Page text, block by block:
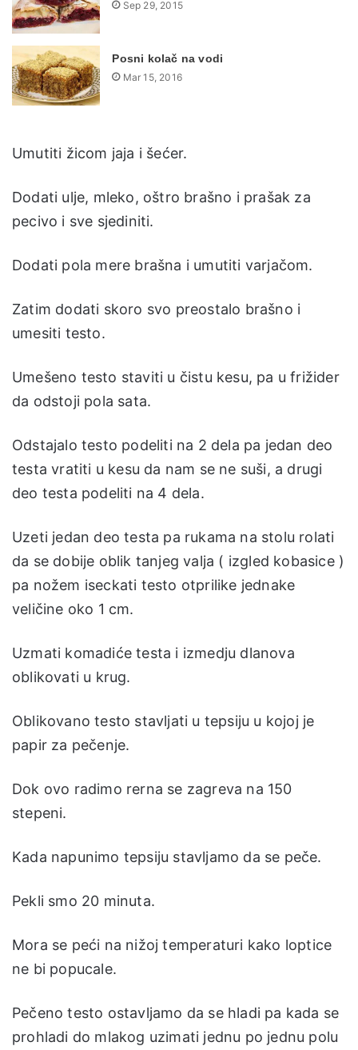
Sep 29, 2015
Posni kolač na vodi
Mar 15, 2016
Umutiti žicom jaja i šećer.
Dodati ulje, mleko, oštro brašno i prašak za
pecivo i sve sjediniti.
Dodati pola mere brašna i umutiti varjačom.
Zatim dodati skoro svo preostalo brašno i
umesiti testo.
Umešeno testo staviti u čistu kesu, pa u frižider
da odstoji pola sata.
Odstajalo testo podeliti na 2 dela pa jedan deo
testa vratiti u kesu da nam se ne suši, a drugi
deo testa podeliti na 4 dela.
Uzeti jedan deo testa pa rukama na stolu rolati
da se dobije oblik tanjeg valja ( izgled kobasice )
pa nožem iseckati testo otprilike jednake
veličine oko 1 cm.
Uzmati komadiće testa i izmedju dlanova
oblikovati u krug.
Oblikovano testo stavljati u tepsiju u kojoj je
papir za pečenje.
Dok ovo radimo rerna se zagreva na 150
stepeni.
Kada napunimo tepsiju stavljamo da se peče.
Pekli smo 20 minuta.
Mora se peći na nižoj temperaturi kako loptice
ne bi popucale.
Pečeno testo ostavljamo da se hladi pa kada se
prohladi do mlakog uzimati jednu po jednu polu